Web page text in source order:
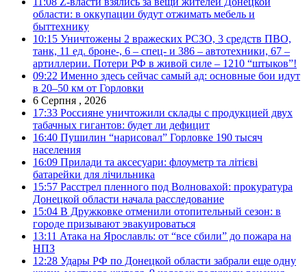
области: в оккупации будут отжимать мебель и
быттехнику
10:15 Уничтожены 2 вражеских РСЗО, 3 средств ПВО,
танк, 11 ед. броне-, 6 – спец- и 386 – автотехники, 67 –
артиллерии. Потери РФ в живой силе – 1210 “штыков”!
09:22 Именно здесь сейчас самый ад: основные бои идут
в 20–50 км от Горловки
6 Серпня , 2026
17:33 Россияне уничтожили склады с продукцией двух
табачных гигантов: будет ли дефицит
16:40 Пушилин “нарисовал” Горловке 190 тысяч
населения
16:09 Прилади та аксесуари: флоуметр та літієві
батарейки для лічильника
15:57 Расстрел пленного под Волновахой: прокуратура
Донецкой области начала расследование
15:04 В Дружковке отменили отопительный сезон: в
городе призывают эвакуироваться
13:11 Атака на Ярославль: от “все сбили” до пожара на
НПЗ
12:28 Удары РФ по Донецкой области забрали еще одну